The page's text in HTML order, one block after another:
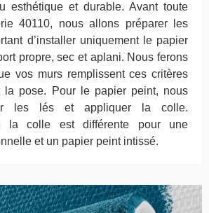
esthétique et durable. Avant toute
40110, nous allons préparer les
d’installer uniquement le papier
propre, sec et aplani. Nous ferons
vos murs remplissent ces critères
la pose. Pour le papier peint, nous
les lés et appliquer la colle.
la colle est différente pour une
et un papier peint intissé.